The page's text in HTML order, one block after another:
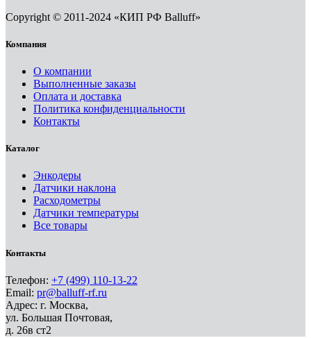
Copyright © 2011-2024 «КИП РФ Balluff»
Компания
О компании
Выполненные заказы
Оплата и доставка
Политика конфиденциальности
Контакты
Каталог
Энкодеры
Датчики наклона
Расходометры
Датчики температуры
Все товары
Контакты
Телефон: +7 (499) 110-13-22
Email: pr@balluff-rf.ru
Адрес: г. Москва,
ул. Большая Почтовая,
д. 26в ст2